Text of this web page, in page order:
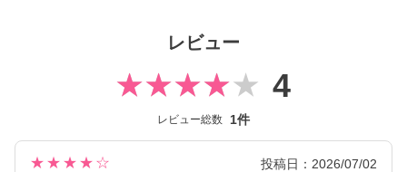
レビュー
4
レビュー総数 1件
★★★★☆ 投稿日：2026/07/02